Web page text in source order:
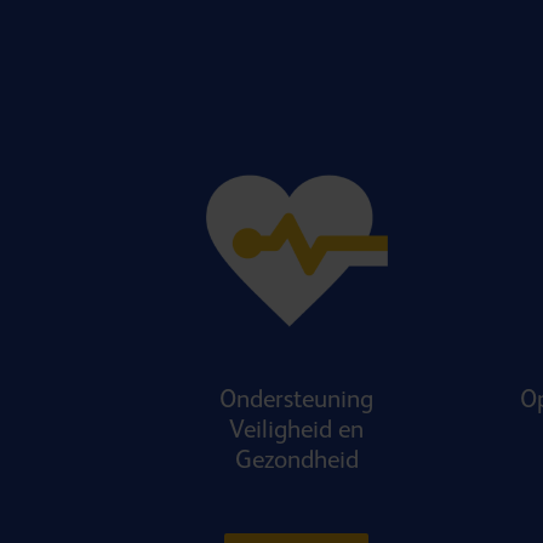
Ondersteuning
Veiligheid en
Gezondheid